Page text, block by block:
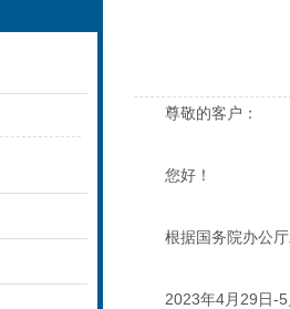
尊敬的客户：
您好！
根据国务院办公厅
2023年4月29日-5